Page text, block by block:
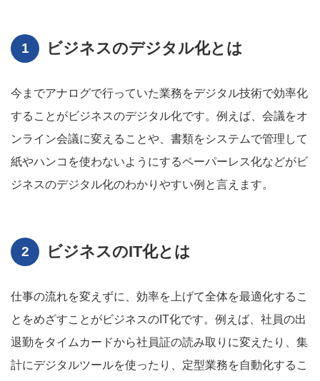
ビジネスのデジタル化とは
今までアナログで行っていた業務をデジタル技術で効率化
することがビジネスのデジタル化です。例えば、会議をオ
ンライン会議に変えることや、書類をシステムで管理して
紙やハンコを使わないようにするペーパーレス化などがビ
ジネスのデジタル化のわかりやすい例と言えます。
ビジネスのIT化とは
仕事の流れを変えずに、効率を上げて全体を最適化するこ
とをめざすことがビジネスのIT化です。例えば、社員の出
退勤をタイムカードから社員証の読み取りに変えたり、集
計にデジタルツールを使ったり、定型業務を自動化するこ